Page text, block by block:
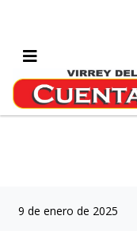
9 de enero de 2025